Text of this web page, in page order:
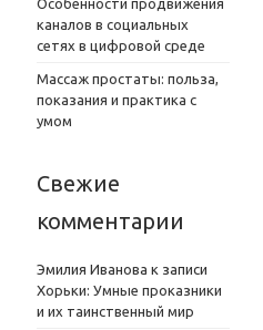
Особенности продвижения
каналов в социальных
сетях в цифровой среде
Массаж простаты: польза,
показания и практика с
умом
Свежие
комментарии
Эмилия Иванова к записи
Хорьки: Умные проказники
и их таинственный мир